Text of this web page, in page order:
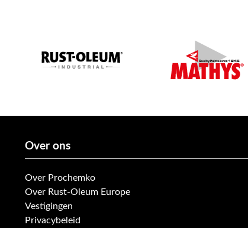
Over ons
Over Prochemko
Over Rust-Oleum Europe
Vestigingen
Privacybeleid